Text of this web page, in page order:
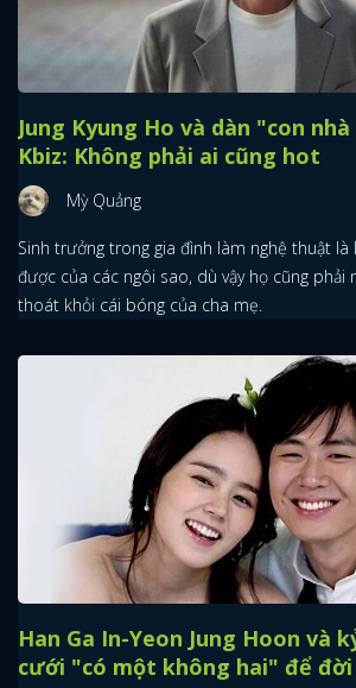
Jung Kyung Ho và dàn "con
Kbiz: Không phải ai cũng hot
Mỳ Quảng
Sinh trưởng trong gia đình làm nghệ thuật
được của các ngôi sao, dù vậy họ cũng phải
thoát khỏi cái bóng của cha mẹ.
Han Ga In-Yeon Jung Hoon và
cưới "có một không hai" để đời